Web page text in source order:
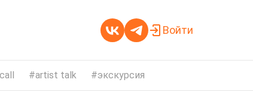
Войти
artist talk экскурсия